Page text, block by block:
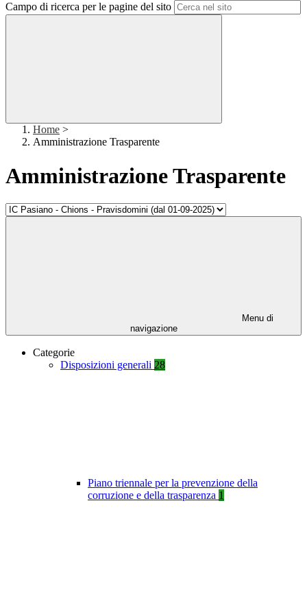
Campo di ricerca per le pagine del sito
Home >
Amministrazione Trasparente
Amministrazione Trasparente
Menu di
navigazione
Categorie
Disposizioni generali 28
Piano triennale per la prevenzione della
corruzione e della trasparenza 1